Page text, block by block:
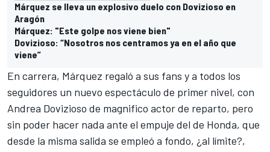
Márquez se lleva un explosivo duelo con Dovizioso en
Aragón
Márquez: "Este golpe nos viene bien"
Dovizioso: “Nosotros nos centramos ya en el año que
viene”
En carrera, Márquez regaló a sus fans y a todos los
seguidores un nuevo espectáculo de primer nivel, con
Andrea Dovizioso de magnifico actor de reparto, pero
sin poder hacer nada ante el empuje del de Honda, que
desde la misma salida se empleó a fondo, ¿al límite?,